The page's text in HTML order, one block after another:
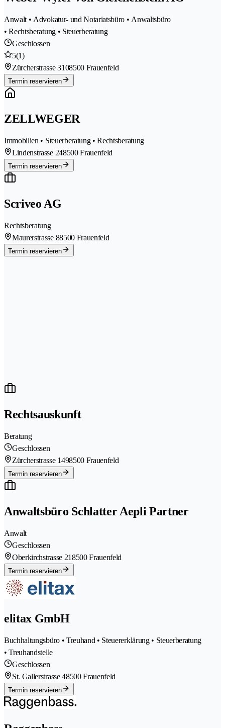
Anwalt • Advokatur- und Notariatsbüro • Anwaltsbüro
• Rechtsberatung • Steuerberatung
Geschlossen
5(1)
Zürcherstrasse 3108500 Frauenfeld
Termin reservieren
ZELLWEGER
Immobilien • Steuerberatung • Rechtsberatung
Lindenstrasse 248500 Frauenfeld
Termin reservieren
Scriveo AG
Rechtsberatung
Maurerstrasse 88500 Frauenfeld
Termin reservieren
Rechtsauskunft
Beratung
Geschlossen
Zürcherstrasse 1498500 Frauenfeld
Termin reservieren
Anwaltsbüro Schlatter Aepli Partner
Anwalt
Geschlossen
Oberkirchstrasse 218500 Frauenfeld
Termin reservieren
elitax GmbH
Buchhaltungsbüro • Treuhand • Steuererklärung • Steuerberatung
• Treuhandstelle
Geschlossen
St. Gallerstrasse 48500 Frauenfeld
Termin reservieren